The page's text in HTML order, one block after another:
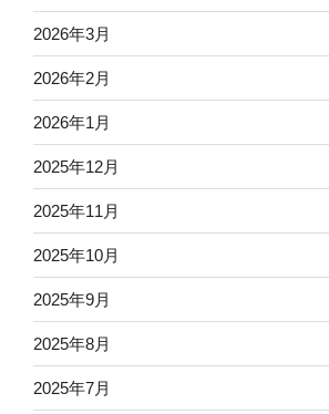
2026年3月
2026年2月
2026年1月
2025年12月
2025年11月
2025年10月
2025年9月
2025年8月
2025年7月